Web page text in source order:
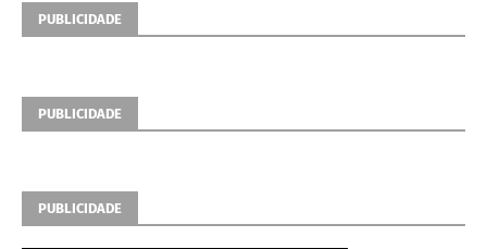
PUBLICIDADE
PUBLICIDADE
PUBLICIDADE